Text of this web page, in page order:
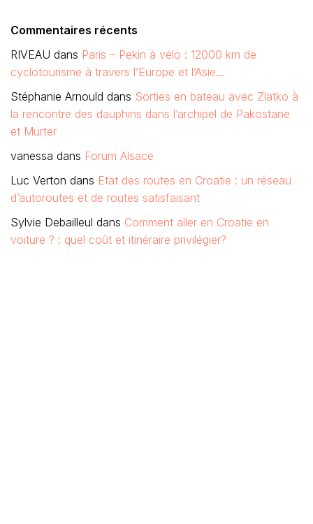
Commentaires récents
RIVEAU dans Paris – Pekin à vélo : 12000 km de
cyclotourisme à travers l’Europe et l’Asie…
Stéphanie Arnould dans Sorties en bateau avec Zlatko à
la rencontre des dauphins dans l’archipel de Pakostane
et Murter
vanessa dans Forum Alsace
Luc Verton dans Etat des routes en Croatie : un réseau
d’autoroutes et de routes satisfaisant
Sylvie Debailleul dans Comment aller en Croatie en
voiture ? : quel coût et itinéraire privilégier?